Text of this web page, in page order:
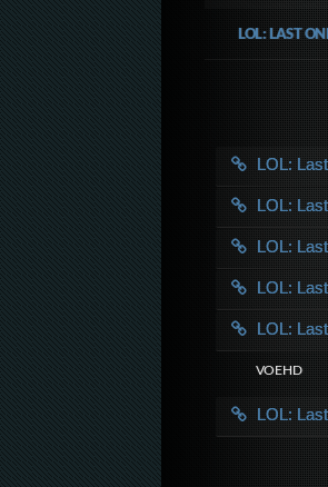
LOL: LAST
LOL:
LOL:
LOL:
LOL:
LOL:
VOE HD
LOL: